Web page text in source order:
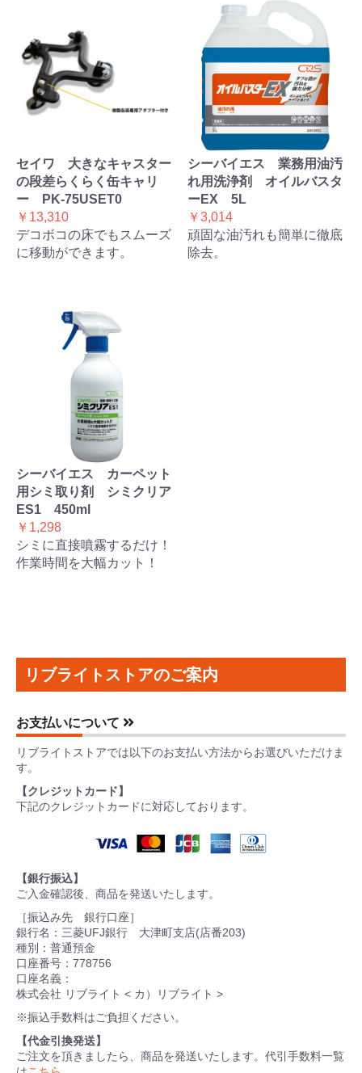
セイワ 大きなキャスター
の段差らくらく缶キャリ
ー PK-75USET0
￥13,310
デコボコの床でもスムーズ
に移動ができます。
シーバイエス 業務用油汚
れ用洗浄剤 オイルバスタ
ーEX 5L
￥3,014
頑固な油汚れも簡単に徹底
除去。
シーバイエス カーペット
用シミ取り剤 シミクリア
ES1 450ml
￥1,298
シミに直接噴霧するだけ！
作業時間を大幅カット！
リブライトストアのご案内
お支払いについて
リブライトストアでは以下のお支払い方法からお選びいただけま
す。
【クレジットカード】
下記のクレジットカードに対応しております。
【銀行振込】
ご入金確認後、商品を発送いたします。
［振込み先 銀行口座］
銀行名：三菱UFJ銀行 大津町支店(店番203)
種別：普通預金
口座番号：778756
口座名義：
株式会社 リブライト < カ）リブライト >
※振込手数料はご負担ください。
【代金引換発送】
ご注文を頂きましたら、商品を発送いたします。代引手数料一覧